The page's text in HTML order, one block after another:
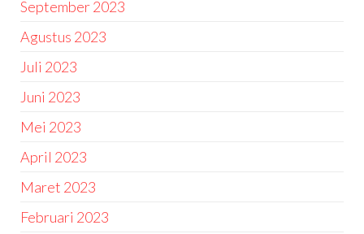
September 2023
Agustus 2023
Juli 2023
Juni 2023
Mei 2023
April 2023
Maret 2023
Februari 2023